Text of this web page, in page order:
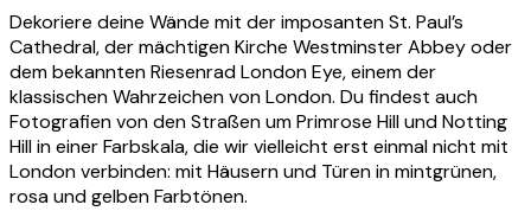
Dekoriere deine Wände mit der imposanten St. Paul’s
Cathedral, der mächtigen Kirche Westminster Abbey oder
dem bekannten Riesenrad London Eye, einem der
klassischen Wahrzeichen von London. Du findest auch
Fotografien von den Straßen um Primrose Hill und Notting
Hill in einer Farbskala, die wir vielleicht erst einmal nicht mit
London verbinden: mit Häusern und Türen in mintgrünen,
rosa und gelben Farbtönen.